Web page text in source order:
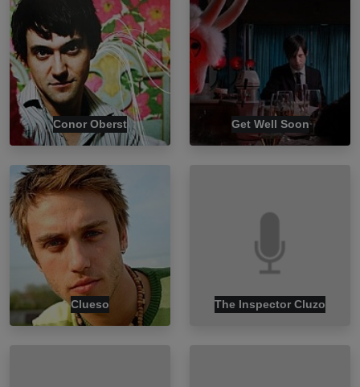
Conor Oberst Get Well Soon
Clueso The Inspector Cluzo